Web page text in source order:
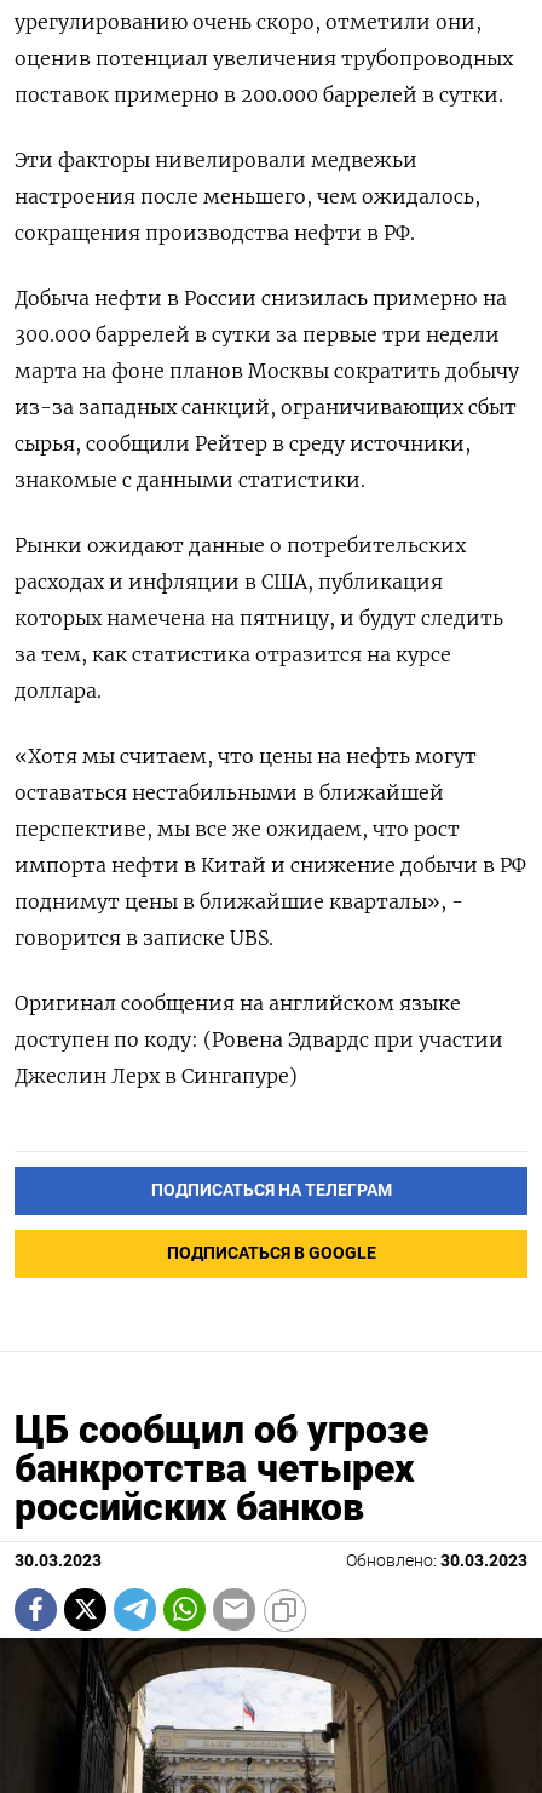
урегулированию очень скоро, отметили они,
оценив потенциал увеличения трубопроводных
поставок примерно в 200.000 баррелей в сутки.
Эти факторы нивелировали медвежьи
настроения после меньшего, чем ожидалось,
сокращения производства нефти в РФ.
Добыча нефти в России снизилась примерно на
300.000 баррелей в сутки за первые три недели
марта на фоне планов Москвы сократить добычу
из-за западных санкций, ограничивающих сбыт
сырья, сообщили Рейтер в среду источники,
знакомые с данными статистики.
Рынки ожидают данные о потребительских
расходах и инфляции в США, публикация
которых намечена на пятницу, и будут следить
за тем, как статистика отразится на курсе
доллара.
«Хотя мы считаем, что цены на нефть могут
оставаться нестабильными в ближайшей
перспективе, мы все же ожидаем, что рост
импорта нефти в Китай и снижение добычи в РФ
поднимут цены в ближайшие кварталы», -
говорится в записке UBS.
Оригинал сообщения на английском языке
доступен по коду: (Ровена Эдвардс при участии
Джеслин Лерх в Сингапуре)
ПОДПИСАТЬСЯ НА ТЕЛЕГРАМ
ПОДПИСАТЬСЯ В GOOGLE
ЦБ сообщил об угрозе
банкротства четырех
российских банков
30.03.2023 Обновлено: 30.03.2023